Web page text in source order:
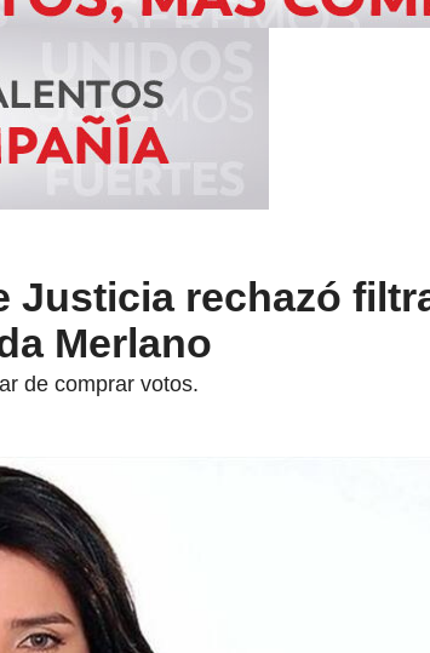
Justicia rechazó
Merlano
de comprar votos.